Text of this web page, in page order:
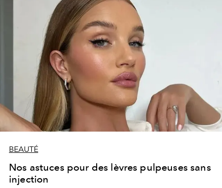
BEAUTÉ
Nos astuces pour des lèvres pulpeuses sans
injection